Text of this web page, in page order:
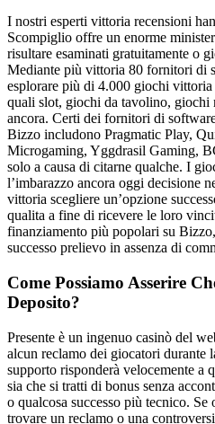
I nostri esperti vittoria recensioni
Scompiglio offre un enorme
risultare esaminati gratuitamente o
Mediante più vittoria 80 fornitori di
esplorare più di 4.000 giochi
quali slot, giochi da tavolino, giochi
ancora. Certi dei fornitori di
Bizzo includono Pragmatic Play,
Microgaming, Yggdrasil Gaming,
solo a causa di citarne qualche. I
l’imbarazzo ancora oggi decisione
vittoria scegliere un’opzione
qualita a fine di ricevere le loro
finanziamento più popolari su
successo prelievo in assenza di
Come Possiamo Asserire
Deposito?
Presente è un ingenuo casinò del
alcun reclamo dei giocatori durante
supporto risponderà velocemente a
sia che si tratti di bonus senza
o qualcosa successo più tecnico.
trovare un reclamo o una